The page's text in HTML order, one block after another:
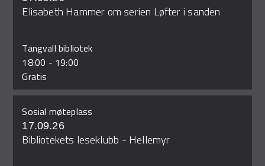
Elisabeth Hammer om serien Løfter i sanden
Tangvall bibliotek
18:00 - 19:00
Gratis
Sosial møteplass
17.09.26
Bibliotekets leseklubb - Hellemyr